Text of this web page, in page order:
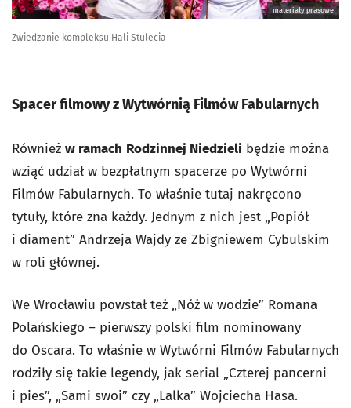
materiały prasowe
Zwiedzanie kompleksu Hali Stulecia
Spacer filmowy z Wytwórnią Filmów Fabularnych
Również w ramach Rodzinnej Niedzieli będzie można
wziąć udział w bezpłatnym spacerze po Wytwórni
Filmów Fabularnych. To właśnie tutaj nakręcono
tytuły, które zna każdy. Jednym z nich jest „Popiół
i diament” Andrzeja Wajdy ze Zbigniewem Cybulskim
w roli głównej.
We Wrocławiu powstał też „Nóż w wodzie” Romana
Polańskiego – pierwszy polski film nominowany
do Oscara. To właśnie w Wytwórni Filmów Fabularnych
rodziły się takie legendy, jak serial „Czterej pancerni
i pies”, „Sami swoi” czy „Lalka” Wojciecha Hasa.